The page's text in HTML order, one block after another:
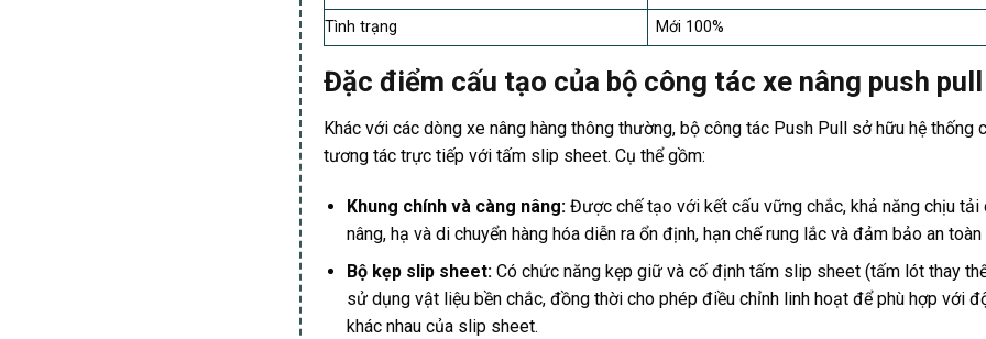
Tình trạng
Mới 100%
Đặc điểm cấu tạo của bộ công tác xe nâng push pull
Khác với các dòng xe nâng hàng thông thường, bộ công tác Push Pull sở hữu hệ thống
tương tác trực tiếp với tấm slip sheet. Cụ thể gồm:
Khung chính và càng nâng:Được chế tạo với kết cấu vững chắc, khả năng chịu tải
nâng, hạ và di chuyển hàng hóa diễn ra ổn định, hạn chế rung lắc và đảm bảo an toàn
Bộ kẹp slip sheet: Có chức năng kẹp giữ và cố định tấm slip sheet (tấm lót thay
sử dụng vật liệu bền chắc, đồng thời cho phép điều chỉnh linh hoạt để phù hợp với
khác nhau của slip sheet.